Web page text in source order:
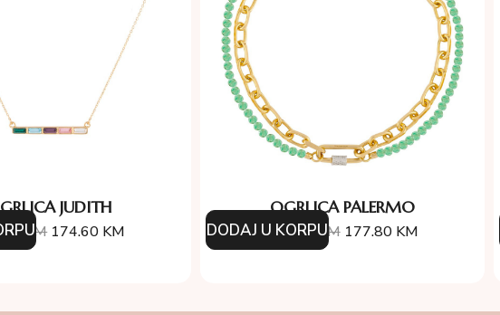
JUDITH
KM 174.60 KM
OGRLICA PALERMO
254.00KM 177.80 KM
DODAJ U KORPU